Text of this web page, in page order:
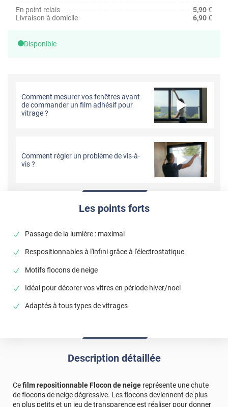
En point relais
5,90€
Livraison à domicile
6,90€
Disponible
Comment mesurer vos fenêtres avant
de commander un film adhésif pour
vitrage ?
Comment régler un problème de vis-à-
vis ?
Les points forts
Passage de la lumière : maximal
Respositionnables à l'infini grâce à l'électrostatique
Motifs flocons de neige
Idéal pour décorer vos vitres en période hiver/noel
Adaptés à tous types de vitrages
Description détaillée
Cefilm repositionnable Flocon de neige représente une chute
de flocons de neige dégressive. Les flocons deviennent de plus
en plus petits et un jeu de transparence est réaliser pour donner